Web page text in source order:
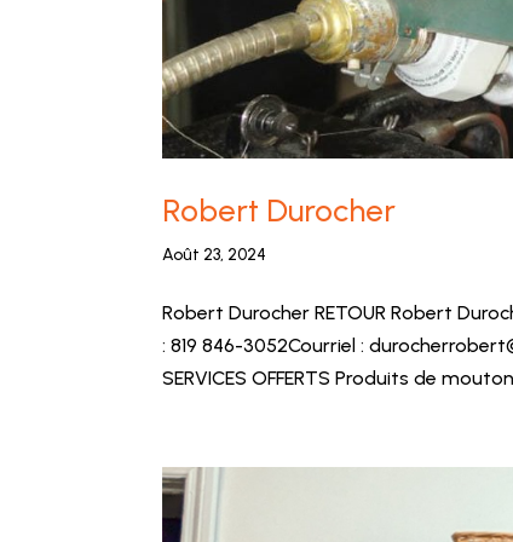
Robert Durocher
Août 23, 2024
Robert Durocher RETOUR Robert
: 819 846-3052Courriel :
SERVICES OFFERTS Produits de